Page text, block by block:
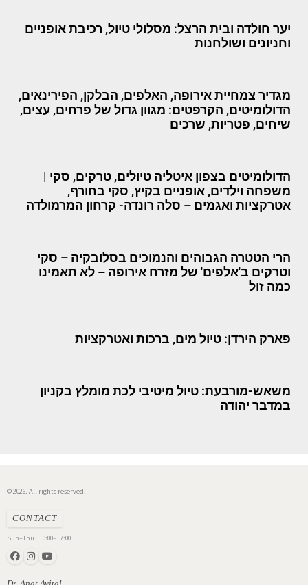
יער חולדה ובית הרצל: מסלולי טיול, רכיבת אופניים
וחניונים ושולחנות
מגדיר צמחיית אירופה, האלפים, הבלקן, הפירינאים,
הדולומיטים, הקרפטים: מגוון גדול של פרחים, עצים,
שיחים, פטריות, שרכים
הדולומיטים בצפון איטליה טיולים, טרקים, סקי |
משפחה וילדים, אופניים בקיץ, סקי בחורף,
אטרקציות ואגמים – סלה רונדה- קרחון המרמולדה
הרי הטטרה הגבוהים והנמוכים בסלובקיה – סקי
וטרקים ב'אלפים' של מזרח אירופה – לא תאמינו
כמה זול
פארק הירדן: טיול מים, ברכות ואטרקציות
משאש-מורבעת: טיול מיטיבי לכת מומלץ בקניון
במדבר יהודה
© 2026. All rights reserved.
CONTACT
Sun–Thu · 10:00–17:00